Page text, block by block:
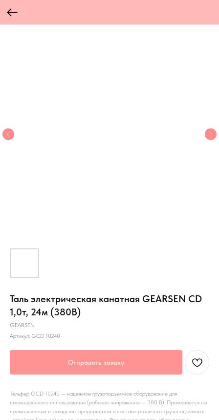
Таль электрическая канатная GEARSEN CD
1,0т, 24м (380В)
GEARSEN
Артикул: GCD 10240
Отправить заявку
Тельфер GCD 10240 — надежное грузоподъемное оборудование для
промышленного использования (рабочее напряжение — 380 В). Применяется на
промышленных и складских предприятиях в составе различных грузоподъемных